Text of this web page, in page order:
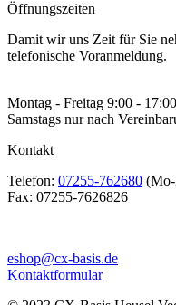
Öffnungszeiten
Damit wir uns Zeit für Sie
telefonische Voranmeldung.
Montag - Freitag 9:00 -
Samstags nur nach
Kontakt
Telefon: 07255-762680
Fax: 07255-7626826
eshop@cx-basis.de
Kontaktformular